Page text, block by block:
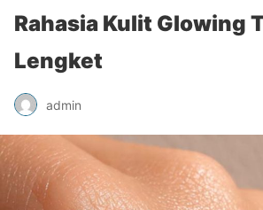
Rahasia Kulit Glowing
Lengket
admin